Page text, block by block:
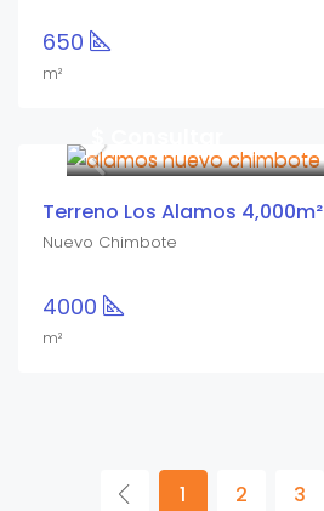
650
m²
Terreno Los Alamos 4,000m²
Nuevo Chimbote
4000
m²
1 2 3